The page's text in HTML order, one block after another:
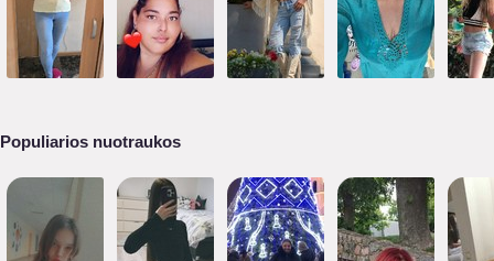
Populiarios nuotraukos